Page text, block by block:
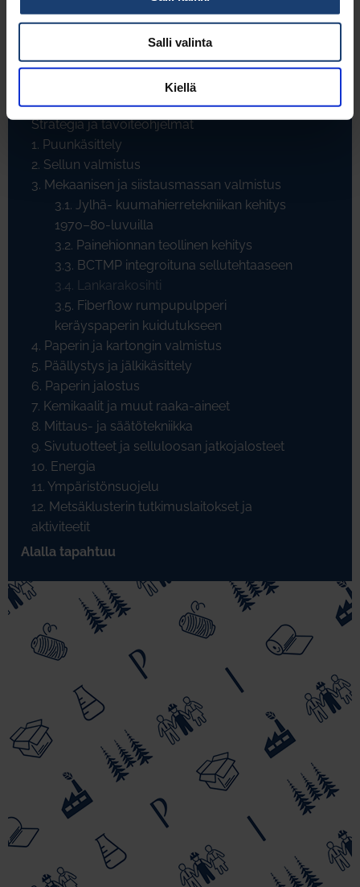
Salli valinta
Kiellä
Oppilaitokset
Johdanto
Strategia ja tavoiteohjelmat
1. Puunkäsittely
2. Sellun valmistus
3. Mekaanisen ja siistausmassan valmistus
3.1. Jylhä- kuumahierretekniikan kehitys
1970–80-luvuilla
3.2. Painehionnan teollinen kehitys
3.3. BCTMP integroituna sellutehtaaseen
3.4. Lankarakosihti
3.5. Fiberflow rumpupulpperi
keräyspaperin kuidutukseen
4. Paperin ja kartongin valmistus
5. Päällystys ja jälkikäsittely
6. Paperin jalostus
7. Kemikaalit ja muut raaka-aineet
8. Mittaus- ja säätötekniikka
9. Sivutuotteet ja selluloosan jatkojalosteet
10. Energia
11. Ympäristönsuojelu
12. Metsäklusterin tutkimuslaitokset ja
aktiviteetit
Alalla tapahtuu